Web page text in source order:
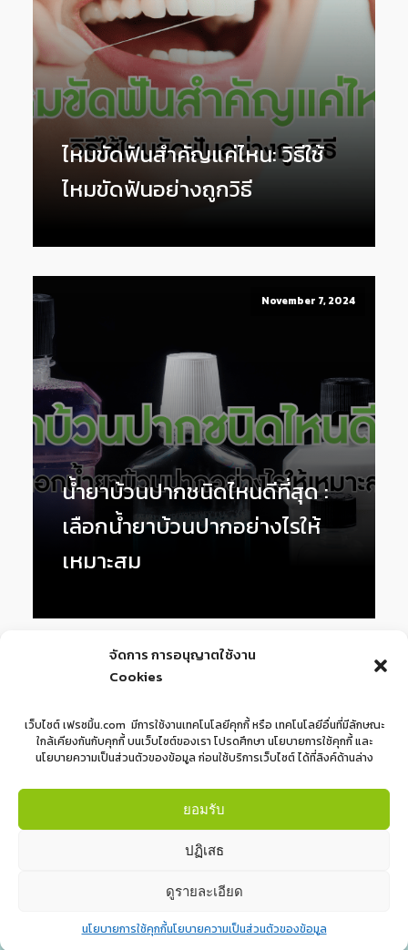
จัดการ การอนุญาตใช้งาน
Cookies
เว็บไซต์ เฟรซมิ้น.com มีการใช้งานเทคโนโลยีคุกกี้ หรือ เทคโนโลยีอื่นที่มีลักษณะ
ใกล้เคียงกันกับคุกกี้ บนเว็บไซต์ของเรา โปรดศึกษา นโยบายการใช้คุกกี้ และ
นโยบายความเป็นส่วนตัวของข้อมูล ก่อนใช้บริการเว็บไซต์ ได้ที่ลิงค์ด้านล่าง
ยอมรับ
ปฏิเสธ
ดูรายละเอียด
นโยบายการใช้คุกกี้นโยบายความเป็นส่วนตัวของข้อมูล
ไหมขัดฟันสำคัญแค่ไหน: วิธีใช้
ไหมขัดฟันอย่างถูกวิธี
November 7, 2024
น้ำยาบ้วนปากชนิดไหนดีที่สุด :
เลือกน้ำยาบ้วนปากอย่างไรให้
เหมาะสม
Next »